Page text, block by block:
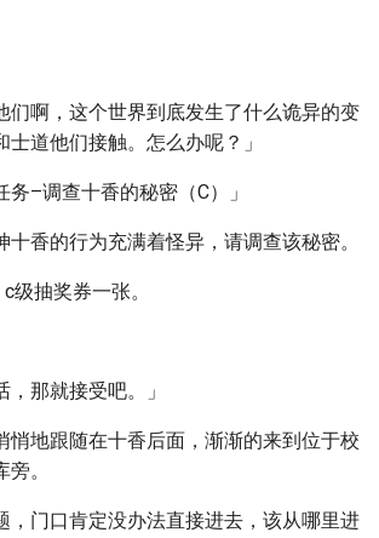
们啊，这个世界到底发生了什么诡异的变
道他们接触。怎么办呢？」
务–调查十香的秘密（C）」
十香的行为充满着怪异，请调查该秘密。
级抽奖券一张。
，那就接受吧。」
悄地跟随在十香后面，渐渐的来到位于校
。
，门口肯定没办法直接进去，该从哪里进